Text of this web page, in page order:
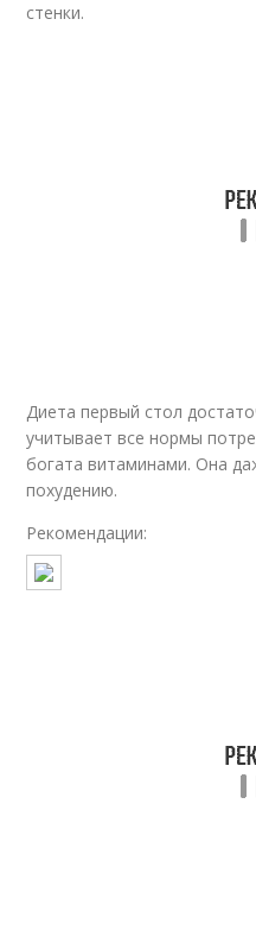
Белковые продукты
стенки.
Диета первый стол
учитывает все нормы
богата витаминами. Она
похудению.
Рекомендации: